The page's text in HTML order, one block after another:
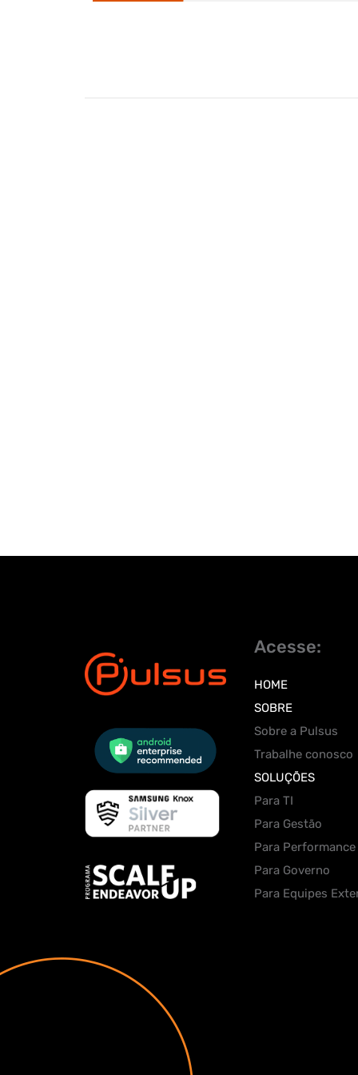
Acesse:
HOME
SOBRE
Sobre a Pulsus
Trabalhe conosco
SOLUÇÕES
Para TI
Para Gestão
Para Performance
Para Governo
Para Equipes